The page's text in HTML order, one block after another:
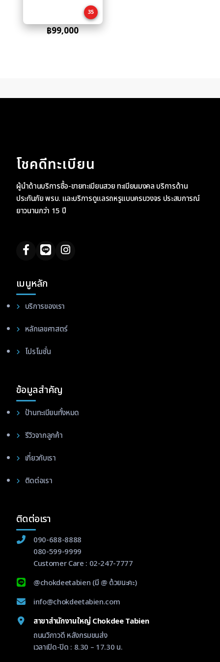
35
฿99,000
โชคดีทะเบียน
ผู้นำด้านบริการซื้อ-ขายทะเบียนสวย ทะเบียนมงคล บริการด้าน
ประกันภัย พรบ. และบริการดูแลรถหรูแบบครบวงจร ประสบการณ์
ยาวนานกว่า 15 ปี
เมนูหลัก
บริการของเรา
หลักเลขศาสตร์
โปรโมชั่น
ข้อมูลสำคัญ
ป้านทะเบียนทั้งหมด
รีวิวจากลูกค้า
เกี่ยวกับเรา
ติดต่อเรา
ติดต่อเรา
090-688-8888
080-599-9999
Customer Care : 02-247-7777
@chokdeetabien (มี @ ด้วยนะคะ)
info@chokdeetabien.com
สาขาสำนักงานใหญ่ Chokdee Tabien
ถนนวิภาวดี หลังกรมขนส่ง
เวลาเปิด-ปิด : 8.30 – 17.30 น.